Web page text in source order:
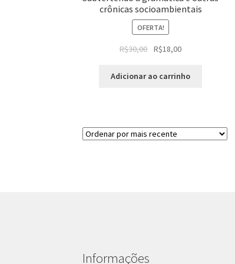
crônicas socioambientais
OFERTA!
R$30,00
O
original
R$18,00O
atual
Adicionar ao carrinho
Informações